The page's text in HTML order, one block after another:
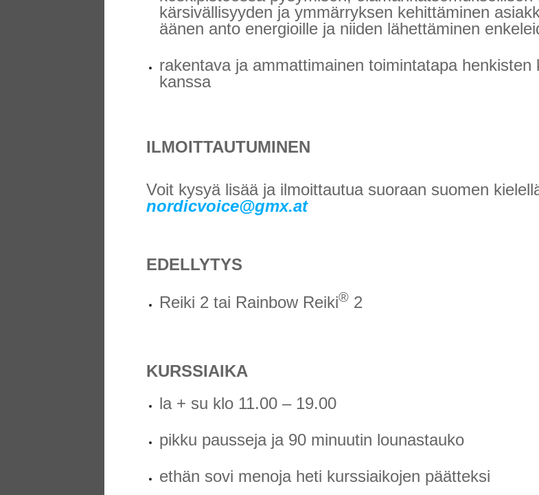
kärsivällisyyden ja ymmärryksen kehittäminen
äänen anto energioille ja niiden lähettäminen
rakentava ja ammattimainen toimintatapa
kanssa
ILMOITTAUTUMINEN
Voit kysyä lisää ja ilmoittautua suoraan suomen
nordicvoice@gmx.at
EDELLYTYS
Reiki 2 tai Rainbow Reiki® 2
KURSSIAIKA
la + su klo 11.00 – 19.00
pikku pausseja ja 90 minuutin lounastauko
ethän sovi menoja heti kurssiaikojen päätteksi